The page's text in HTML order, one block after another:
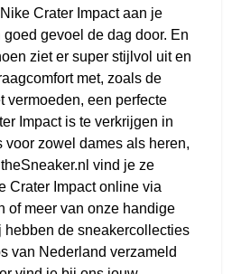
Crater Impact aan je
gevoel de dag door. En
ziet er super stijlvol uit en
met, zoals de
vermoeden, een perfecte
Impact is te verkrijgen in
voor zowel dames als heren,
vind je ze
Crater Impact online via
of meer van onze handige
hebben de sneakercollecties
van Nederland verzameld